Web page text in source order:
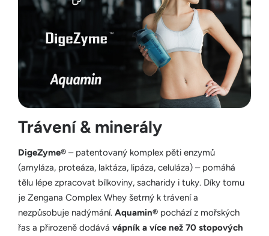
Trávení & minerály
DigeZyme® – patentovaný komplex pěti enzymů
(amyláza, proteáza, laktáza, lipáza, celuláza) – pomáhá
tělu lépe zpracovat bílkoviny, sacharidy i tuky. Díky tomu
je Zengana Complex Whey šetrný k trávení a
nezpůsobuje nadýmání. Aquamin® pochází z mořských
řas a přirozeně dodává vápník a více než 70 stopových